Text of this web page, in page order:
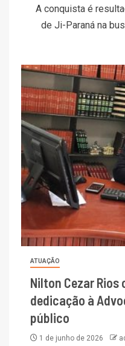
A conquista é
de Ji-Paraná na
ATUAÇÃO
Nilton Cezar
dedicação à
público
1 de junho de 2026